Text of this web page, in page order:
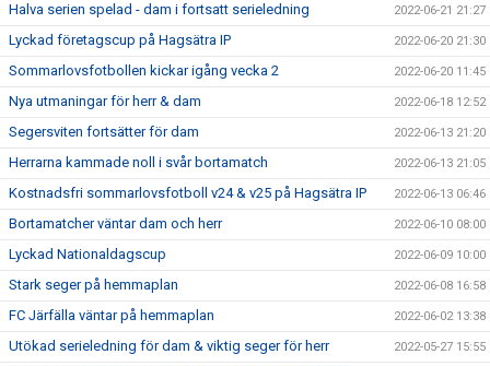
Halva serien spelad - dam i fortsatt serieledning 2022-06-21 21:27
Lyckad företagscup på Hagsätra IP 2022-06-20 21:30
Sommarlovsfotbollen kickar igång vecka 2 2022-06-20 11:45
Nya utmaningar för herr & dam 2022-06-18 12:52
Segersviten fortsätter för dam 2022-06-13 21:20
Herrarna kammade noll i svår bortamatch 2022-06-13 21:05
Kostnadsfri sommarlovsfotboll v24 & v25 på Hagsätra IP 2022-06-13 06:46
Bortamatcher väntar dam och herr 2022-06-10 08:00
Lyckad Nationaldagscup 2022-06-09 10:00
Stark seger på hemmaplan 2022-06-08 16:58
FC Järfälla väntar på hemmaplan 2022-06-02 13:38
Utökad serieledning för dam & viktig seger för herr 2022-05-27 15:55